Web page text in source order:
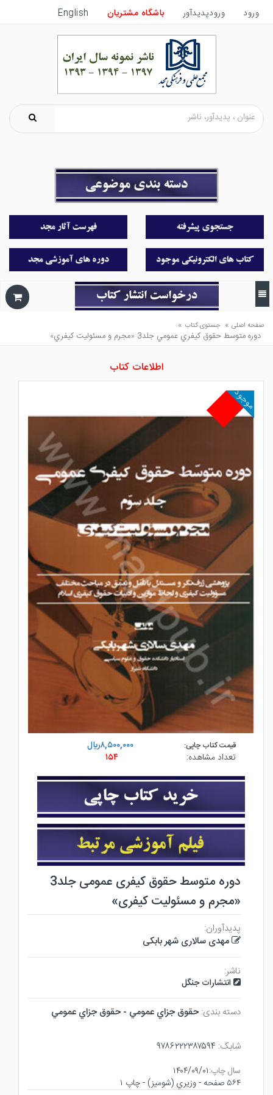
ورود ورودپدیدآور باشگاه مشتریان English
صفحه اصلی » جستوی کتاب »
دوره متوسط حقوق كيفري عمومي جلد3 «مجرم و مسئوليت كيفري»
اطلاعات کتاب
موجود
قیمت کتاب چاپی:
۸,۵۰۰,۰۰۰ريال
تعداد مشاهده:
۱۵۴
دوره متوسط حقوق کیفری عمومی جلد3
«مجرم و مسئولیت کیفری»
پدیدآوران:
مهدی سالاری شهر بابکی
ناشر:
انتشارات جنگل
دسته بندی: حقوق جزاي عمومي - حقوق جزاي عمومي
شابک: ۹۷۸۶۲۲۲۳۸۷۵۹۴
سال چاپ:۱۴۰۴/۰۹/۰۱
۵۶۴ صفحه - وزيري (شوميز) - چاپ ۱